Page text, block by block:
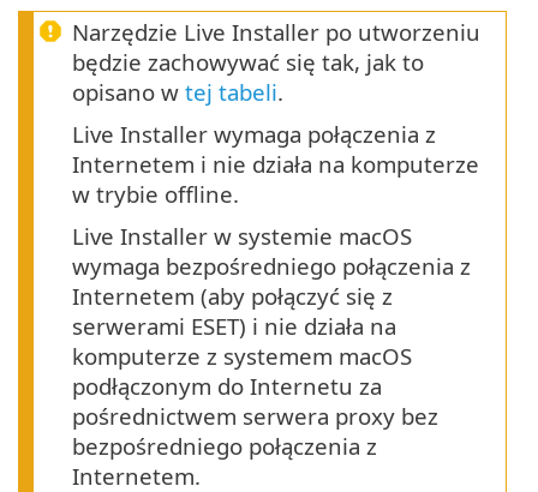
Narzędzie Live Installer po utworzeniu
będzie zachowywać się tak, jak to
opisano w tej tabeli.
Live Installer wymaga połączenia z
Internetem i nie działa na komputerze
w trybie offline.
Live Installer w systemie macOS
wymaga bezpośredniego połączenia z
Internetem (aby połączyć się z
serwerami ESET) i nie działa na
komputerze z systemem macOS
podłączonym do Internetu za
pośrednictwem serwera proxy bez
bezpośredniego połączenia z
Internetem.